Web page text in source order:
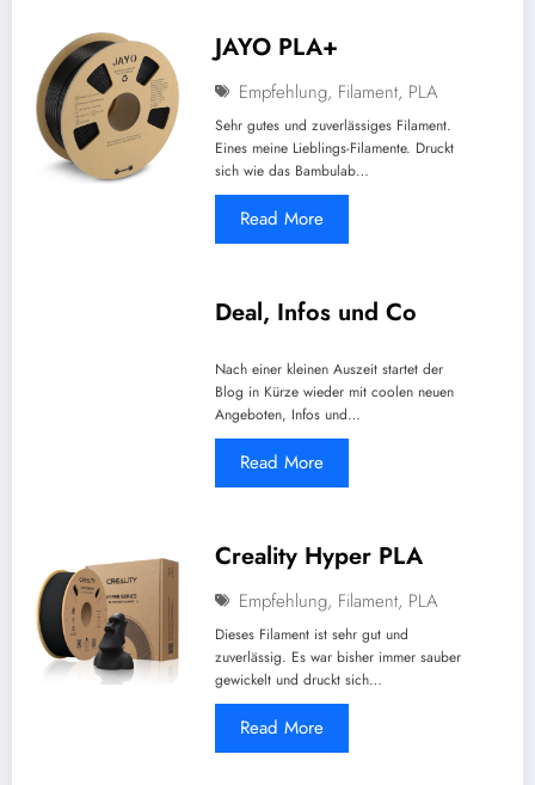
JAYO PLA+
Empfehlung, Filament, PLA
Sehr gutes und zuverlässiges Filament.
Eines meine Lieblings-Filamente. Druckt
sich wie das Bambulab…
Read More
Deal, Infos und Co
Nach einer kleinen Auszeit startet der
Blog in Kürze wieder mit coolen neuen
Angeboten, Infos und…
Read More
Creality Hyper PLA
Empfehlung, Filament, PLA
Dieses Filament ist sehr gut und
zuverlässig. Es war bisher immer sauber
gewickelt und druckt sich…
Read More